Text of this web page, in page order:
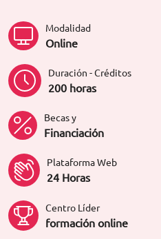
Modalidad
Online
Duración - Créditos
200 horas
Becas y
Financiación
Plataforma Web
24 Horas
Centro Líder
formación online